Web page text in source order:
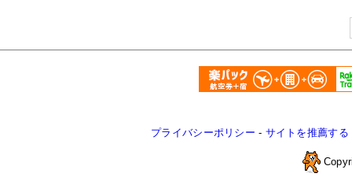
プライバシーポリシー - サイトを推薦する